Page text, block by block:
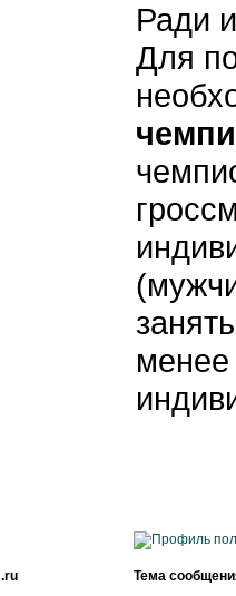
Ради
Для
менее
.ru Тема